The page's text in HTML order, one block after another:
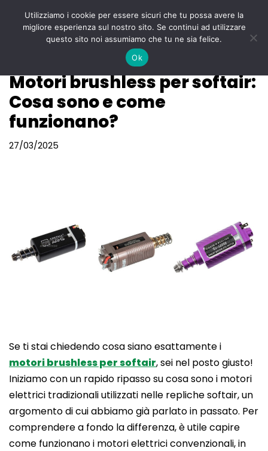
Menu
Motori brushless per softair:
Cosa sono e come
funzionano?
27/03/2025
Se ti stai chiedendo cosa siano esattamente i
motori brushless per softair, sei nel posto giusto!
Iniziamo con un rapido ripasso su cosa sono i motori
elettrici tradizionali utilizzati nelle repliche softair, un
argomento di cui abbiamo già parlato in passato. Per
comprendere a fondo la differenza, è utile capire
come funzionano i motori elettrici convenzionali, in
Utilizziamo i cookie per essere sicuri che tu possa avere la
migliore esperienza sul nostro sito. Se continui ad utilizzare
questo sito noi assumiamo che tu ne sia felice.
Ok